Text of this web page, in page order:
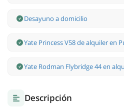
Desayuno a domicilio
Yate Princess V58 de alquiler en
Yate Rodman Flybridge 44 en
Descripción